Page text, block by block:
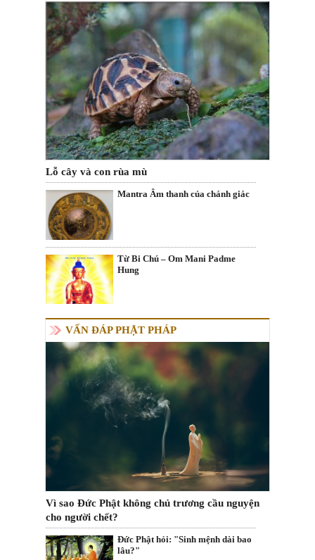
Lỗ cây và con rùa mù
Mantra Âm thanh của chánh giác
Từ Bi Chú – Om Mani Padme
Hung
VẤN ĐÁP PHẬT PHÁP
Vì sao Đức Phật không chủ trương cầu nguyện
cho người chết?
Đức Phật hỏi: "Sinh mệnh dài bao
lâu?"